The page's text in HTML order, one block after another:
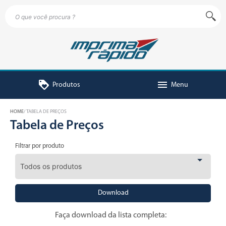
loyalty Produtos menu Menu
HOME TABELA DE PREÇOS
Tabela de Preços
Filtrar por produto
Download
Faça download da lista completa: